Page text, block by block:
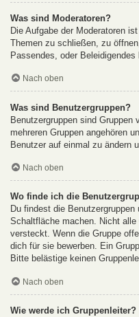
Was sind Moderatoren?
Die Aufgabe der Moderatoren
Themen zu schließen, zu
Passendes, oder Beleidigendes
Nach oben
Was sind Benutzergruppen?
Benutzergruppen sind
mehreren Gruppen angehören
Benutzer auf einmal zu ändern
Nach oben
Wo finde ich die
Du findest die
Schaltfläche machen. Nicht
versteckt. Wenn die Gruppe
dich für sie bewerben. Ein
Bitte belästige keinen
Nach oben
Wie werde ich Gruppenleiter?